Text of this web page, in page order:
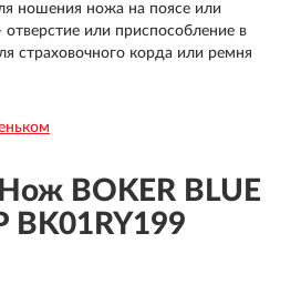
ношения ножа на поясе или
или приспособление в
страховочного корда или ремня
BOKER BLUE
BK01RY199